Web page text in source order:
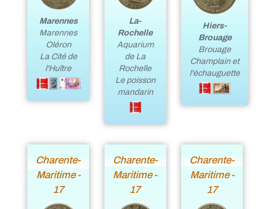
Marennes
Marennes
Oléron
La Cité de
l'Huître
La-
Rochelle
Aquarium
de La
Rochelle
Le poisson
mandarin
Hiers-
Brouage
Brouage
Champlain et
l'échauguette
Charente-
Maritime -
17
Charente-
Maritime -
17
Charente-
Maritime -
17